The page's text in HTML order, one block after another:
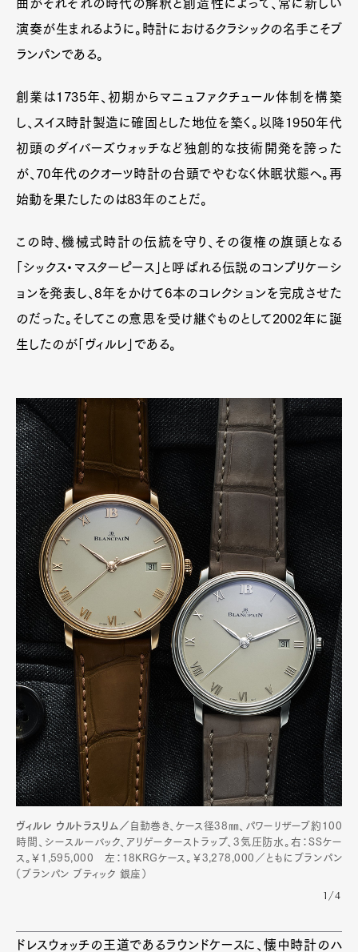
Art&Design Watch
Fashion
GourmetCars
Pen Membership
Magazine
Official Columnist
About
Contact
Pen international Pen tw
曲がそれぞれの時代の解釈と創造性によって、常に新しい
演奏が生まれるように。時計におけるクラシックの名手こそブ
ランパンである。
創業は1735年、初期からマニュファクチュール体制を構築
し、スイス時計製造に確固とした地位を築く。以降1950年代
初頭のダイバーズウォッチなど独創的な技術開発を誇った
が、70年代のクオーツ時計の台頭でやむなく休眠状態へ。再
始動を果たしたのは83年のことだ。
この時、機械式時計の伝統を守り、その復権の旗頭となる
「シックス・マスターピース」と呼ばれる伝説のコンプリケーシ
ョンを発表し、8年をかけて6本のコレクションを完成させた
のだった。そしてこの意思を受け継ぐものとして2002年に誕
生したのが「ヴィルレ」である。
ヴィルレ ウルトラスリム／ 自動巻き、ケース径38㎜、パワーリザーブ約100
時間、シースルーバック、アリゲーターストラップ、3気圧防水。右：SSケー
ス。￥1,595,000 左：18KRGケース。￥3,278,000／ともにブランパン
（ブランパン ブティック 銀座）
1/4
ドレスウォッチの王道であるラウンドケースに、懐中時計のハ